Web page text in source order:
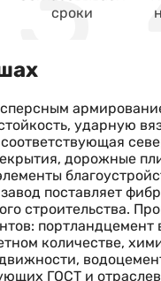
сроки
ударную
дорожные
поставляет
строительства.
количестве,
ГОСТ и